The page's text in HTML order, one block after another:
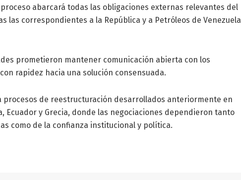
abarcará todas las obligaciones externas relevantes del
las correspondientes a la República y a Petróleos de Venezuela
prometieron mantener comunicación abierta con los
rapidez hacia una solución consensuada.
procesos de reestructuración desarrollados anteriormente en
Ecuador y Grecia, donde las negociaciones dependieron tanto
como de la confianza institucional y política.